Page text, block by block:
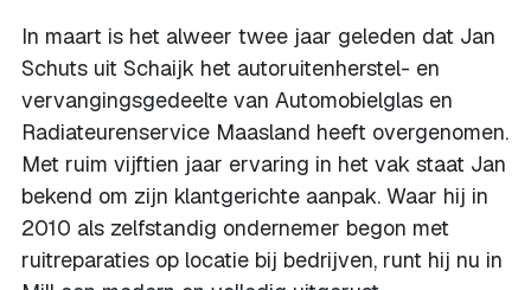
In maart is het alweer twee jaar geleden dat Jan
Schuts uit Schaijk het autoruitenherstel- en
vervangingsgedeelte van Automobielglas en
Radiateurenservice Maasland heeft overgenomen.
Met ruim vijftien jaar ervaring in het vak staat Jan
bekend om zijn klantgerichte aanpak. Waar hij in
2010 als zelfstandig ondernemer begon met
ruitreparaties op locatie bij bedrijven, runt hij nu in